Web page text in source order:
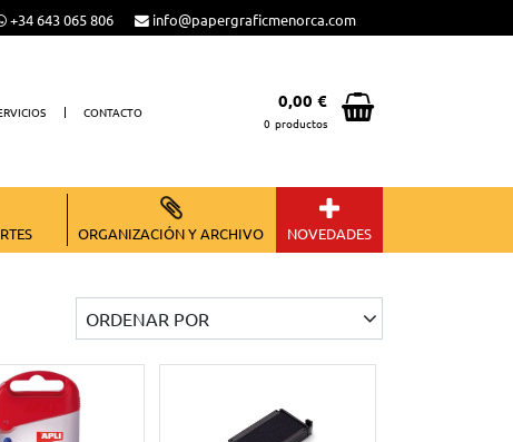
+34 643 065 806 info@papergraficmenorca.com
CONTACTO
0,00 €
0 productos
VER CESTA
ORGANIZACIÓN Y ARCHIVO NOVEDADES
ORDENAR POR